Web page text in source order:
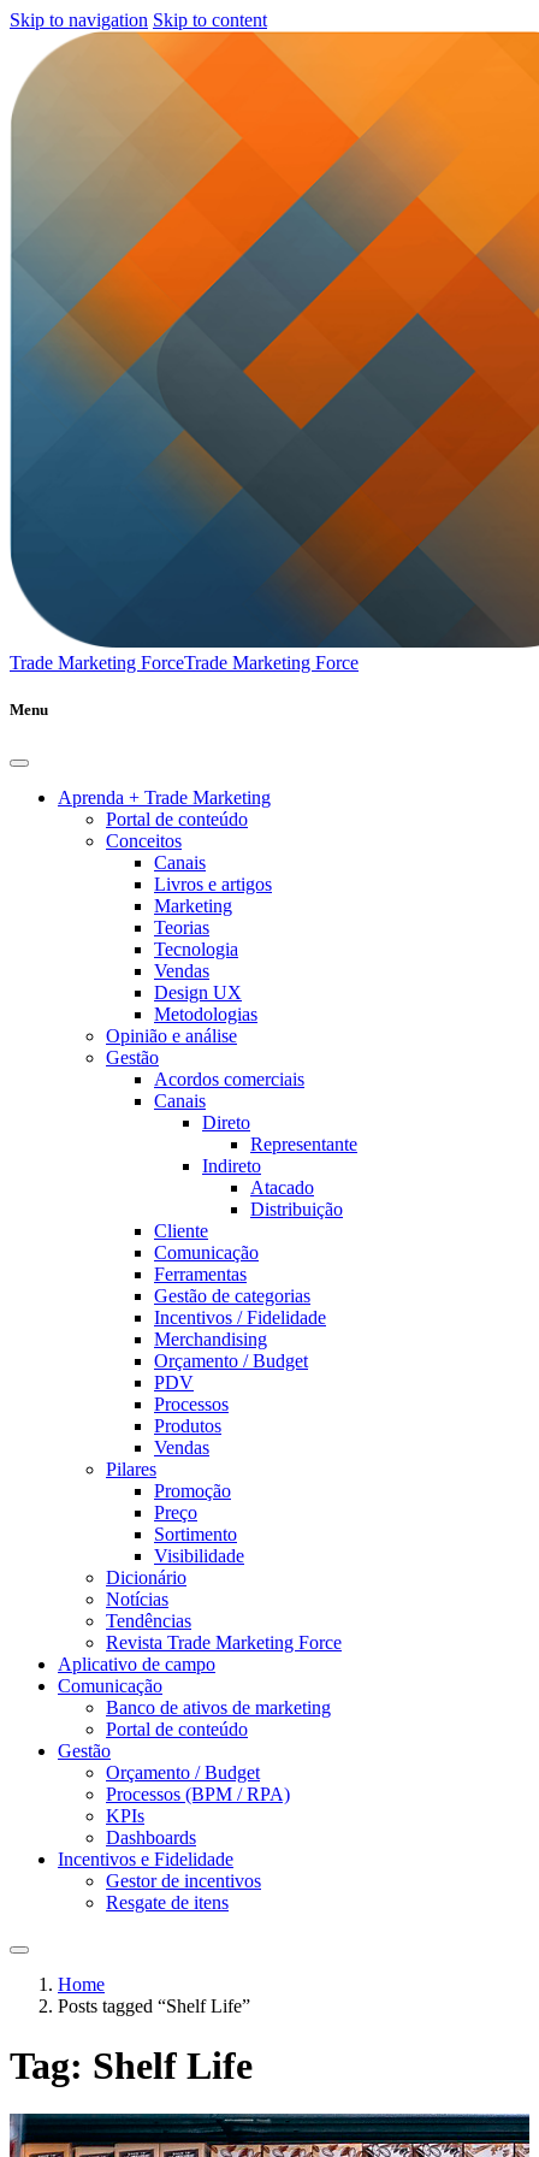
Skip to navigation Skip to content
Trade Marketing ForceTrade Marketing Force
Menu
Aprenda + Trade Marketing
Portal de conteúdo
Conceitos
Canais
Livros e artigos
Marketing
Teorias
Tecnologia
Vendas
Design UX
Metodologias
Opinião e análise
Gestão
Acordos comerciais
Canais
Direto
Representante
Indireto
Atacado
Distribuição
Cliente
Comunicação
Ferramentas
Gestão de categorias
Incentivos / Fidelidade
Merchandising
Orçamento / Budget
PDV
Processos
Produtos
Vendas
Pilares
Promoção
Preço
Sortimento
Visibilidade
Dicionário
Notícias
Tendências
Revista Trade Marketing Force
Aplicativo de campo
Comunicação
Banco de ativos de marketing
Portal de conteúdo
Gestão
Orçamento / Budget
Processos (BPM / RPA)
KPIs
Dashboards
Incentivos e Fidelidade
Gestor de incentivos
Resgate de itens
Home
Posts tagged “Shelf Life”
Tag: Shelf Life